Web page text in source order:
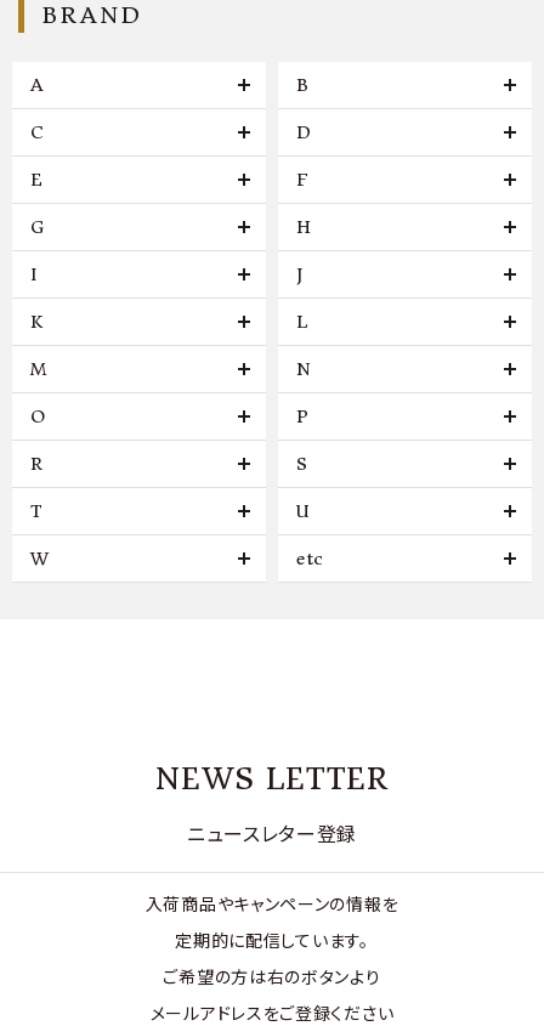
BRAND
A B
C D
E F
G H
I J
K L
M N
O P
R S
T U
W etc
NEWS LETTER
ニュースレター登録
入荷商品やキャンペーンの情報を
定期的に配信しています。
ご希望の方は右のボタンより
メールアドレスをご登録ください